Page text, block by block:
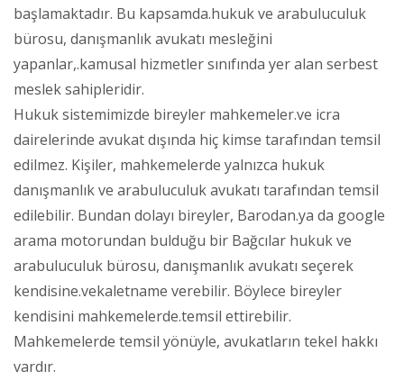
başlamaktadır. Bu kapsamda.hukuk ve arabuluculuk
bürosu, danışmanlık avukatı mesleğini
yapanlar,.kamusal hizmetler sınıfında yer alan serbest
meslek sahipleridir.
Hukuk sistemimizde bireyler mahkemeler.ve icra
dairelerinde avukat dışında hiç kimse tarafından temsil
edilmez. Kişiler, mahkemelerde yalnızca hukuk
danışmanlık ve arabuluculuk avukatı tarafından temsil
edilebilir. Bundan dolayı bireyler, Barodan.ya da google
arama motorundan bulduğu bir Bağcılar hukuk ve
arabuluculuk bürosu, danışmanlık avukatı seçerek
kendisine.vekaletname verebilir. Böylece bireyler
kendisini mahkemelerde.temsil ettirebilir.
Mahkemelerde temsil yönüyle, avukatların tekel hakkı
vardır.